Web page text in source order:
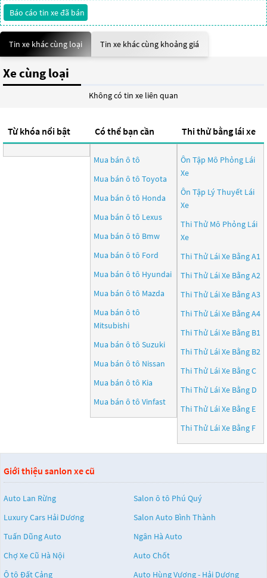
Báo cáo tin xe đã bán
Tin xe khác cùng loại Tin xe khác cùng khoảng giá
Xe cùng loại
Không có tin xe liên quan
Từ khóa nổi bật Có thể bạn cần
Mua bán ô tô
Mua bán ô tô Toyota
Mua bán ô tô Honda
Mua bán ô tô Lexus
Mua bán ô tô Bmw
Mua bán ô tô Ford
Mua bán ô tô Hyundai
Mua bán ô tô Mazda
Mua bán ô tô
Mitsubishi
Mua bán ô tô Suzuki
Mua bán ô tô Nissan
Mua bán ô tô Kia
Mua bán ô tô Vinfast
Thi thử bằng lái xe
Ôn Tập Mô Phỏng Lái
Xe
Ôn Tập Lý Thuyết Lái
Xe
Thi Thử Mô Phỏng Lái
Xe
Thi Thử Lái Xe Bằng A1
Thi Thử Lái Xe Bằng A2
Thi Thử Lái Xe Bằng A3
Thi Thử Lái Xe Bằng A4
Thi Thử Lái Xe Bằng B1
Thi Thử Lái Xe Bằng B2
Thi Thử Lái Xe Bằng C
Thi Thử Lái Xe Bằng D
Thi Thử Lái Xe Bằng E
Thi Thử Lái Xe Bằng F
Giới thiệu sanlon xe cũ
Auto Lan Rừng
Salon ô tô Phú Quý
Luxury Cars Hải Dương
Salon Auto Bình Thành
Tuấn Dũng Auto
Ngân Hà Auto
Chợ Xe Cũ Hà Nội
Auto Chốt
Ô tô Đất Cảng
Auto Hùng Vương - Hải Dương